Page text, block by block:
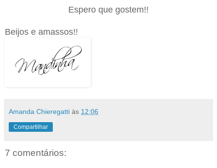
Espero que gostem!!
Beijos e amassos!!
Amanda Chieregatti às 12:06
Compartilhar
7 comentários: